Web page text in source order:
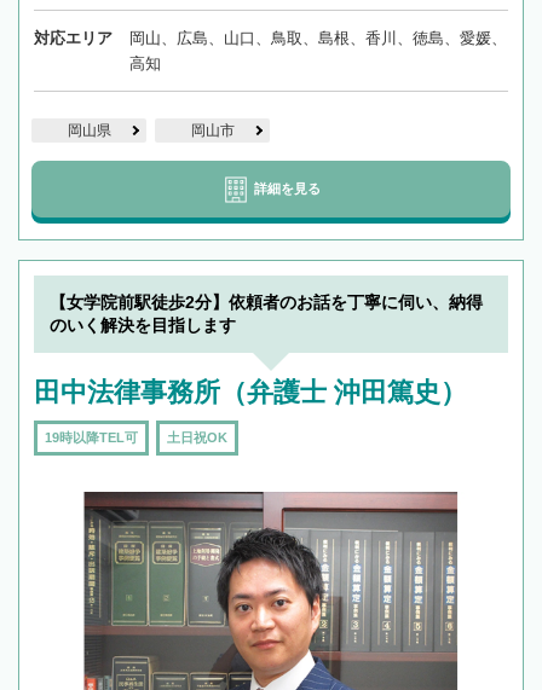
対応エリア
岡山、広島、山口、鳥取、島根、香川、徳島、愛媛、
高知
岡山県 岡山市
詳細を見る
【女学院前駅徒歩2分】依頼者のお話を丁寧に伺い、納得
のいく解決を目指します
田中法律事務所（弁護士 沖田篤史）
19時以降TEL可 土日祝OK